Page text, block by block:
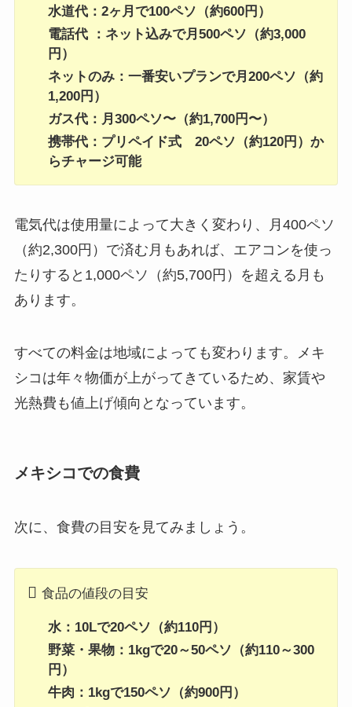
水道代：2ヶ月で100ペソ（約600円）
電話代 ：ネット込みで月500ペソ（約3,000
円）
ネットのみ：一番安いプランで月200ペソ（約
1,200円）
ガス代：月300ペソ〜（約1,700円〜）
携帯代：プリペイド式 20ペソ（約120円）か
らチャージ可能
電気代は使用量によって大きく変わり、月400ペソ
（約2,300円）で済む月もあれば、エアコンを使っ
たりすると1,000ペソ（約5,700円）を超える月も
あります。
すべての料金は地域によっても変わります。メキ
シコは年々物価が上がってきているため、家賃や
光熱費も値上げ傾向となっています。
メキシコでの食費
次に、食費の目安を見てみましょう。
食品の値段の目安
水：10Lで20ペソ（約110円）
野菜・果物：1kgで20～50ペソ（約110～300
円）
牛肉：1kgで150ペソ（約900円）